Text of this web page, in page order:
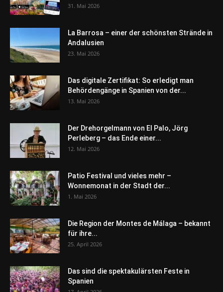
31. Mai 2026
La Barrosa – einer der schönsten Strände in
Andalusien
23. Mai 2026
Das digitale Zertifikat: So erledigt man
Behördengänge in Spanien von der...
13. Mai 2026
Der Drehorgelmann von El Palo, Jörg
Perleberg – das Ende einer...
12. Mai 2026
Patio Festival und vieles mehr –
Wonnemonat in der Stadt der...
1. Mai 2026
Die Region der Montes de Málaga – bekannt
für ihre...
25. April 2026
Das sind die spektakulärsten Feste in
Spanien